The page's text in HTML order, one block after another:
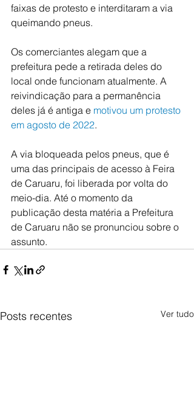
faixas de protesto e interditaram a via
queimando pneus.
Os comerciantes alegam que a
prefeitura pede a retirada deles do
local onde funcionam atualmente. A
reivindicação para a permanência
deles já é antiga e motivou um protesto
em agosto de 2022.
A via bloqueada pelos pneus, que é
uma das principais de acesso à Feira
de Caruaru, foi liberada por volta do
meio-dia. Até o momento da
publicação desta matéria a Prefeitura
de Caruaru não se pronunciou sobre o
assunto.
Posts recentes Ver tudo